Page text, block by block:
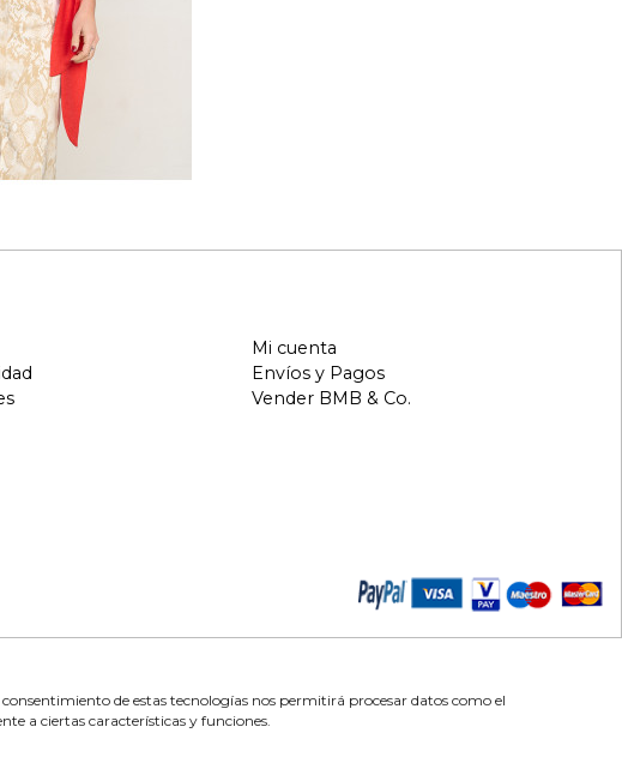
Mi cuenta
Envíos y Pagos
Vender BMB & Co.
de estas tecnologías nos permitirá procesar datos como el
a ciertas características y funciones.